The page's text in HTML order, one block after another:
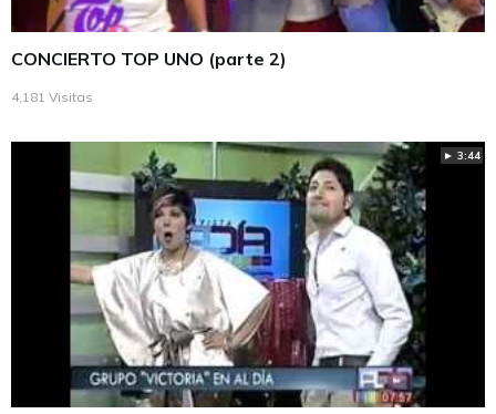
CONCIERTO TOP UNO (parte 2)
4,181 Visitas
► 3:44